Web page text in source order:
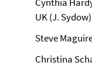
UK (J. Sydow)
Steve
Christina